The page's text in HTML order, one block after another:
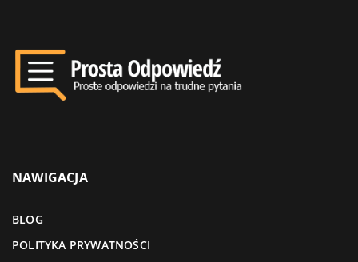
NAWIGACJA
BLOG
POLITYKA PRYWATNOŚCI